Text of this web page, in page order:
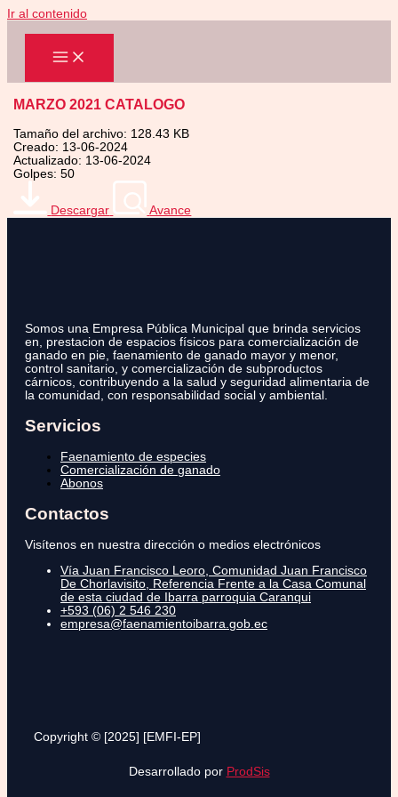
Ir al contenido
MARZO 2021 CATALOGO
Tamaño del archivo: 128.43 KB
Creado: 13-06-2024
Actualizado: 13-06-2024
Golpes: 50
Descargar Avance
Somos una Empresa Pública Municipal que brinda servicios
en, prestacion de espacios físicos para comercialización de
ganado en pie, faenamiento de ganado mayor y menor,
control sanitario, y comercialización de subproductos
cárnicos, contribuyendo a la salud y seguridad alimentaria de
la comunidad, con responsabilidad social y ambiental.
Servicios
Faenamiento de especies
Comercialización de ganado
Abonos
Contactos
Visítenos en nuestra dirección o medios electrónicos
Vía Juan Francisco Leoro, Comunidad Juan Francisco
De Chorlavisito, Referencia Frente a la Casa Comunal
de esta ciudad de Ibarra parroquia Caranqui
+593 (06) 2 546 230
empresa@faenamientoibarra.gob.ec
Copyright © [2025] [EMFI-EP]
Desarrollado por ProdSis